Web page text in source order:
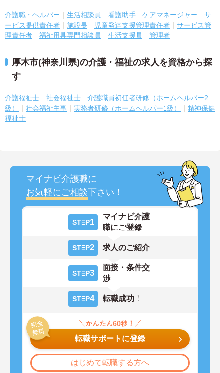
介護職・ヘルパー 生活相談員 看護助手 ケアマネージャー
サ
ービス提供責任者
施設長 児童発達支援管理責任者
サービス管
理責任者
福祉用具専門相談員 生活支援員 管理者
厚木市(神奈川県)の介護・福祉の求人を資格から探
す
介護福祉士 社会福祉士
介護職員初任者研修（ホームヘルパー2
級）
社会福祉主事 実務者研修（ホームヘルパー1級）
精神保健
福祉士
マイナビ介護職に
お気軽にご相談下さい！
STEP1
マイナビ介護
職にご登録
STEP2 求人のご紹介
STEP3
面接・条件交
渉
STEP4 転職成功！
転職サポートに登録
はじめて転職する方へ